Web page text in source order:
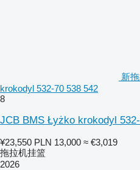
新
krokodyl 532-70 538 542
8
JCB BMS Łyżko krokodyl
¥23,550 PLN 13,000 ≈ €3,019
拖拉机挂篮
2026